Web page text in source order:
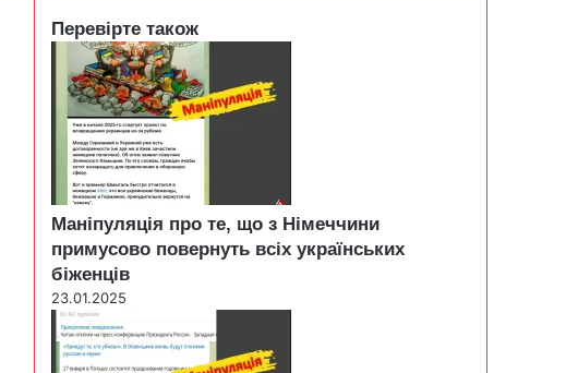
Перевірте також
Маніпуляція про те, що з Німеччини
примусово повернуть всіх українських
біженців
23.01.2025